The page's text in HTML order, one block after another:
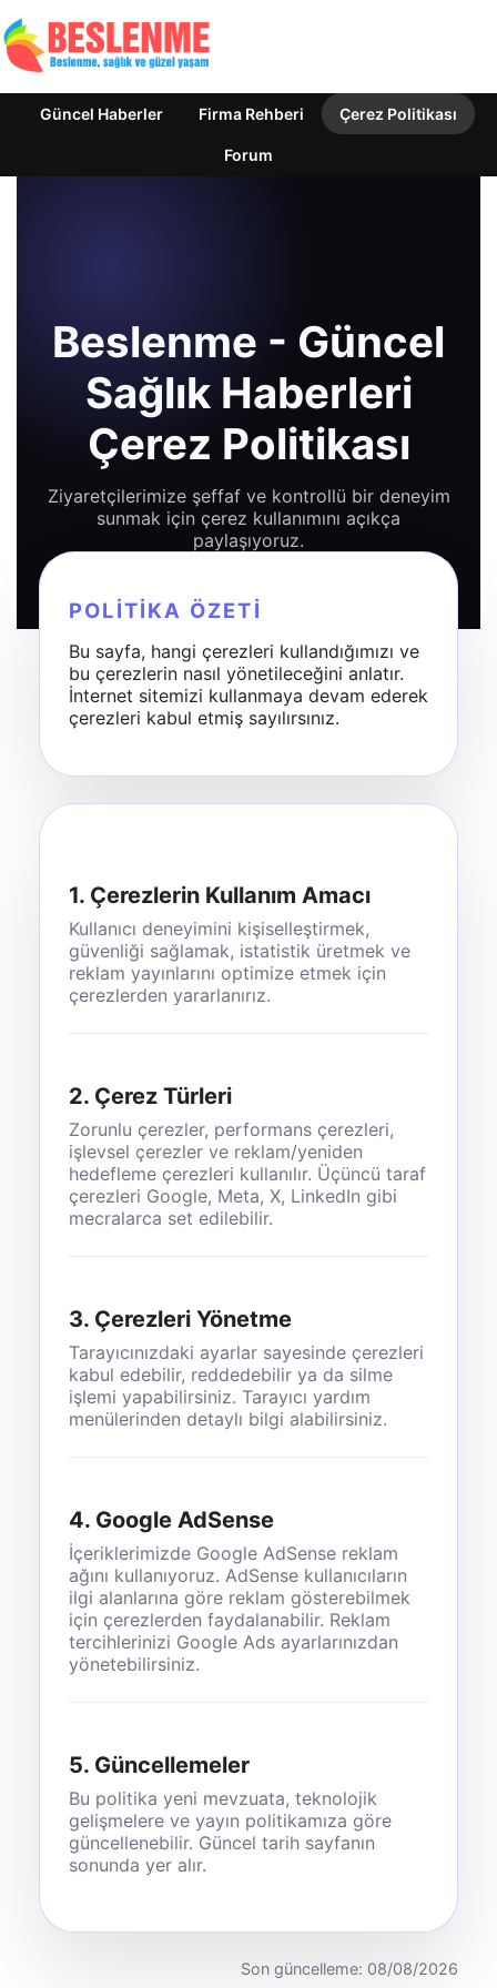
Güncel Haberler Firma Rehberi Çerez Politikası
Forum
Beslenme - Güncel
Sağlık Haberleri
Çerez Politikası
Ziyaretçilerimize şeffaf ve kontrollü bir deneyim
sunmak için çerez kullanımını açıkça
paylaşıyoruz.
POLITIKA ÖZETI
Bu sayfa, hangi çerezleri kullandığımızı ve
bu çerezlerin nasıl yönetileceğini anlatır.
İnternet sitemizi kullanmaya devam ederek
çerezleri kabul etmiş sayılırsınız.
1. Çerezlerin Kullanım Amacı
Kullanıcı deneyimini kişiselleştirmek,
güvenliği sağlamak, istatistik üretmek ve
reklam yayınlarını optimize etmek için
çerezlerden yararlanırız.
2. Çerez Türleri
Zorunlu çerezler, performans çerezleri,
işlevsel çerezler ve reklam/yeniden
hedefleme çerezleri kullanılır. Üçüncü taraf
çerezleri Google, Meta, X, LinkedIn gibi
mecralarca set edilebilir.
3. Çerezleri Yönetme
Tarayıcınızdaki ayarlar sayesinde çerezleri
kabul edebilir, reddedebilir ya da silme
işlemi yapabilirsiniz. Tarayıcı yardım
menülerinden detaylı bilgi alabilirsiniz.
4. Google AdSense
İçeriklerimizde Google AdSense reklam
ağını kullanıyoruz. AdSense kullanıcıların
ilgi alanlarına göre reklam gösterebilmek
için çerezlerden faydalanabilir. Reklam
tercihlerinizi Google Ads ayarlarınızdan
yönetebilirsiniz.
5. Güncellemeler
Bu politika yeni mevzuata, teknolojik
gelişmelere ve yayın politikamıza göre
güncellenebilir. Güncel tarih sayfanın
sonunda yer alır.
Son güncelleme: 08/08/2026